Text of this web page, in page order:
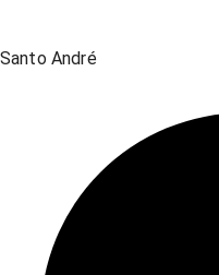
Santo André